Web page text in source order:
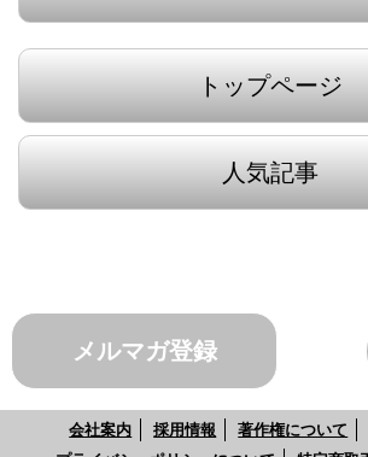
トップページ
人気記事
メルマガ登録
会社案内 採用情報 著作権について